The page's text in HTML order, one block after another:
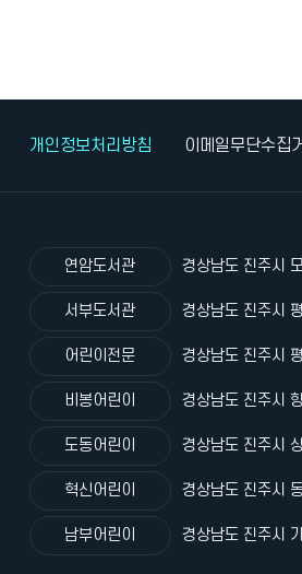
개인정보처리방침 이메일무단수집
연암도서관 경상남도 진주시
서부도서관 경상남도 진주시
어린이전문 경상남도 진주시
비봉어린이 경상남도 진주시
도동어린이 경상남도 진주시
혁신어린이 경상남도 진주시
남부어린이 경상남도 진주시